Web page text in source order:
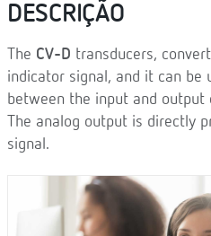
DESCRIÇÃO
The CV-D transducers,
indicator signal, and it can be
between the input and output
The analog output is directly
signal.